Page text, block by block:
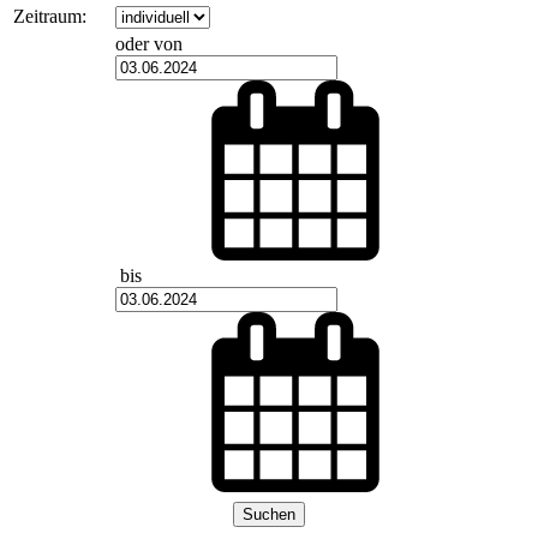
Zeitraum:
oder von
bis
Suchen